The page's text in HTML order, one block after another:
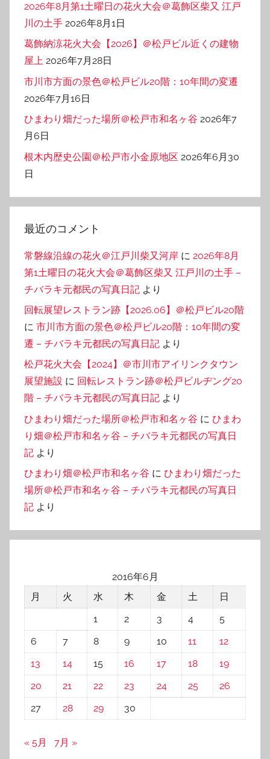
2026年8月第1土曜日の花火大会＠葛飾区柴又 江戸
川の土手 2026年8月1日
葛飾納涼花火大会【2026】＠松戸ビル近くの建物
屋上 2026年7月28日
市川市方面の景色＠松戸ビル20階：10年間の変遷
2026年7月16日
ひまわり畑だった場所＠松戸市和名ヶ谷 2026年7
月6日
根木内歴史公園＠松戸市小金原地区 2026年6月30
日
最近のコメント
常磐線沿線の花火＠江戸川柴又河岸 に 2026年8月
第1土曜日の花火大会＠葛飾区柴又 江戸川の土手 –
チバラキ元都民の写真日記 より
回転展望レストラン跡【2026.06】＠松戸ビル20階
に 市川市方面の景色＠松戸ビル20階：10年間の変
遷 – チバラキ元都民の写真日記 より
松戸花火大会【2024】＠市川市アイリンクタウン
展望施設 に 回転レストラン跡＠松戸ビルヂング20
階 – チバラキ元都民の写真日記 より
ひまわり畑だった場所＠松戸市和名ヶ谷 に ひまわ
り畑＠松戸市和名ヶ谷 – チバラキ元都民の写真日
記 より
ひまわり畑＠松戸市和名ヶ谷 に ひまわり畑だった
場所＠松戸市和名ヶ谷 – チバラキ元都民の写真日
記 より
2016年6月
月
火 水 木 金 土
日
1
2 3 4
5
6
7 8 9 10 11
12
13
14 15 16 17 18
19
20
21 22 23 24 25
26
27
28 29 30
« 5月 7月 »